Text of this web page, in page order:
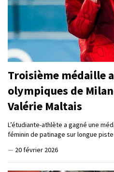
Troisième médaille
olympiques de
Valérie Maltais
L’étudiante-athlète a gagné une
féminin de patinage sur longue piste
— 20 février 2026